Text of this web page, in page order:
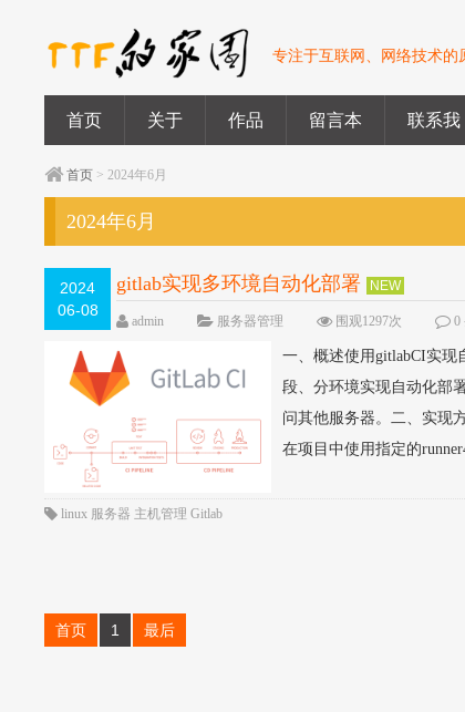
专注于互联网、网络技术的
首页 关于 作品 留言本 联系我
首页 > 2024年6月
2024年6月
2024
06-08
gitlab实现多环境自动化部署 NEW
admin 服务器管理 围观1297次 0
一、概述使用gitlabCI实现
段、分环境实现自动化部
问其他服务器。二、实现
在项目中使用指定的
linux 服务器 主机管理 Gitlab
首页 1 最后